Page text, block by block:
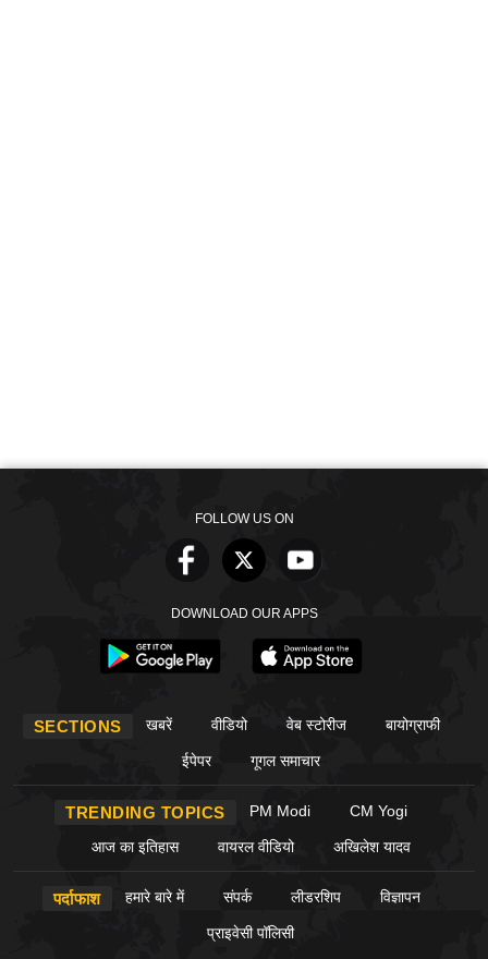
FOLLOW US ON
DOWNLOAD OUR APPS
SECTIONS खबरें वीडियो वेब स्टोरीज बायोग्राफी
ईपेपर गूगल समाचार
TRENDING TOPICS PM Modi CM Yogi
आज का इतिहास वायरल वीडियो अखिलेश यादव
पर्दाफाश हमारे बारे में संपर्क लीडरशिप विज्ञापन
प्राइवेसी पॉलिसी